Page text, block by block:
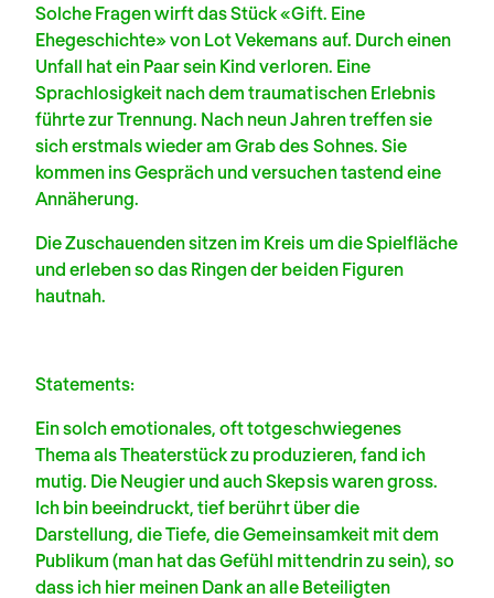
Solche Fragen wirft das Stück «Gift. Eine
Ehegeschichte» von Lot Vekemans auf. Durch einen
Unfall hat ein Paar sein Kind verloren. Eine
Sprachlosigkeit nach dem traumatischen Erlebnis
führte zur Trennung. Nach neun Jahren treffen sie
sich erstmals wieder am Grab des Sohnes. Sie
kommen ins Gespräch und versuchen tastend eine
Annäherung.
Die Zuschauenden sitzen im Kreis um die Spielfläche
und erleben so das Ringen der beiden Figuren
hautnah.
Statements:
Ein solch emotionales, oft totgeschwiegenes
Thema als Theaterstück zu produzieren, fand ich
mutig. Die Neugier und auch Skepsis waren gross.
Ich bin beeindruckt, tief berührt über die
Darstellung, die Tiefe, die Gemeinsamkeit mit dem
Publikum (man hat das Gefühl mittendrin zu sein), so
dass ich hier meinen Dank an alle Beteiligten